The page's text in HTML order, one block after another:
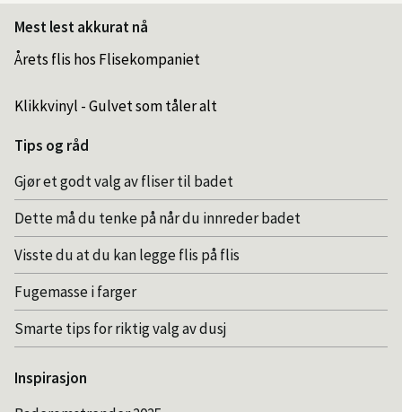
Mest lest akkurat nå
Årets flis hos Flisekompaniet
Klikkvinyl - Gulvet som tåler alt
Tips og råd
Gjør et godt valg av fliser til badet
Dette må du tenke på når du innreder badet
Visste du at du kan legge flis på flis
Fugemasse i farger
Smarte tips for riktig valg av dusj
Inspirasjon